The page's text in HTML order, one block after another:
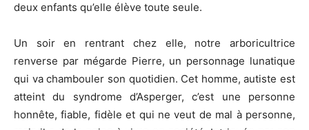
deux enfants qu’elle élève toute seule.
Un soir en rentrant chez elle, notre arboricultrice
renverse par mégarde Pierre, un personnage lunatique
qui va chambouler son quotidien. Cet homme, autiste est
atteint du syndrome d’Asperger, c’est une personne
honnête, fiable, fidèle et qui ne veut de mal à personne,